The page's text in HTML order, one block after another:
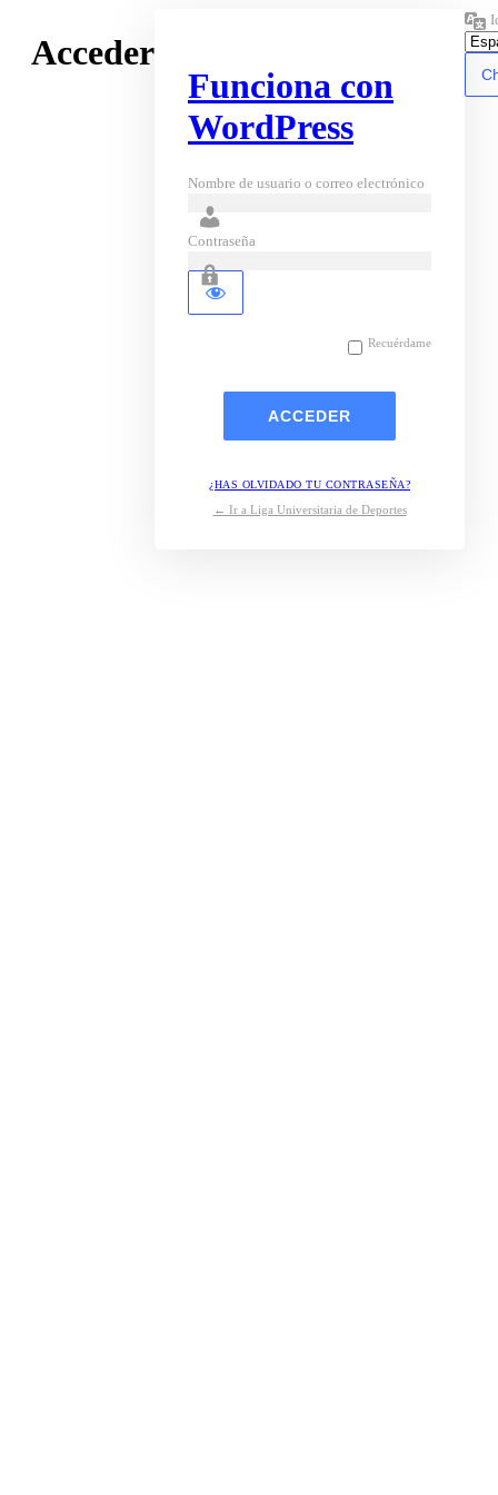
Acceder
Funciona con
WordPress
Nombre de usuario o correo electrónico
Contraseña
Recuérdame
¿HAS OLVIDADO TU CONTRASEÑA?
← Ir a Liga Universitaria de Deportes